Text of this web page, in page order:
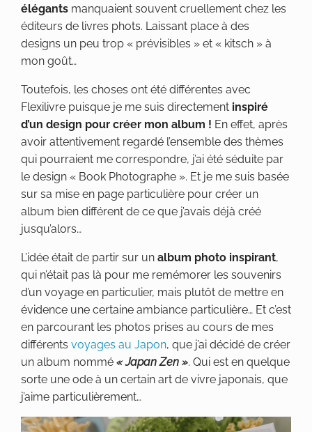
élégants manquaient souvent cruellement chez les
éditeurs de livres phots. Laissant place à des
designs un peu trop « prévisibles » et « kitsch » à
mon goût…
Toutefois, les choses ont été différentes avec
Flexilivre puisque je me suis directement inspiré
d’un design pour créer mon album ! En effet, après
avoir attentivement regardé l’ensemble des thèmes
qui pourraient me correspondre, j’ai été séduite par
le design « Book Photographe ». Et je me suis basée
sur sa mise en page particulière pour créer un
album bien différent de ce que j’avais déjà créé
jusqu’alors…
L’idée était de partir sur un album photo inspirant,
qui n’était pas là pour me remémorer les souvenirs
d’un voyage en particulier, mais plutôt de mettre en
évidence une certaine ambiance particulière… Et c’est
en parcourant les photos prises au cours de mes
différents voyages au Japon, que j’ai décidé de créer
un album nommé « Japan Zen ». Qui est en quelque
sorte une ode à un certain art de vivre japonais, que
j’aime particulièrement…